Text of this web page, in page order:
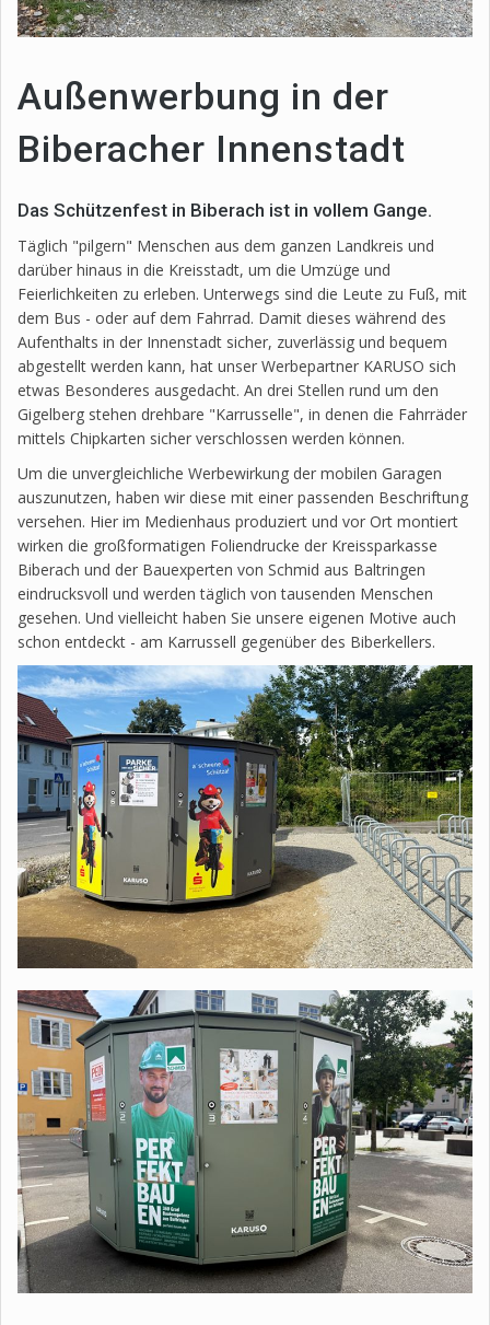
Außenwerbung in der
Biberacher Innenstadt
Das Schützenfest in Biberach ist in vollem Gange.
Täglich "pilgern" Menschen aus dem ganzen Landkreis und
darüber hinaus in die Kreisstadt, um die Umzüge und
Feierlichkeiten zu erleben. Unterwegs sind die Leute zu Fuß, mit
dem Bus - oder auf dem Fahrrad. Damit dieses während des
Aufenthalts in der Innenstadt sicher, zuverlässig und bequem
abgestellt werden kann, hat unser Werbepartner KARUSO sich
etwas Besonderes ausgedacht. An drei Stellen rund um den
Gigelberg stehen drehbare "Karrusselle", in denen die Fahrräder
mittels Chipkarten sicher verschlossen werden können.
Um die unvergleichliche Werbewirkung der mobilen Garagen
auszunutzen, haben wir diese mit einer passenden Beschriftung
versehen. Hier im Medienhaus produziert und vor Ort montiert
wirken die großformatigen Foliendrucke der Kreissparkasse
Biberach und der Bauexperten von Schmid aus Baltringen
eindrucksvoll und werden täglich von tausenden Menschen
gesehen. Und vielleicht haben Sie unsere eigenen Motive auch
schon entdeckt - am Karrussell gegenüber des Biberkellers.